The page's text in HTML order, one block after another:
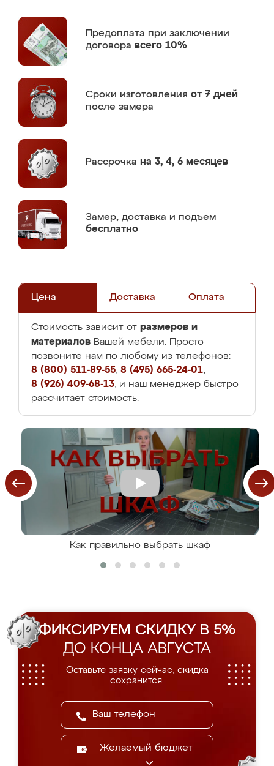
Предоплата при заключении
договора всего 10%
Сроки изготовления от 7 дней
после замера
Рассрочка на 3, 4, 6 месяцев
Замер, доставка и подъем
бесплатно
Цена Доставка Оплата
Стоимость зависит от размеров и
материалов Вашей мебели. Просто
позвоните нам по любому из телефонов:
8 (800) 511-89-55, 8 (495) 665-24-01,
8 (926) 409-68-13, и наш менеджер быстро
рассчитает стоимость.
Как правильно выбрать шкаф
ФИКСИРУЕМ СКИДКУ В 5%
ДО КОНЦА АВГУСТА
Оставьте заявку сейчас, скидка
сохранится.
Желаемый бюджет